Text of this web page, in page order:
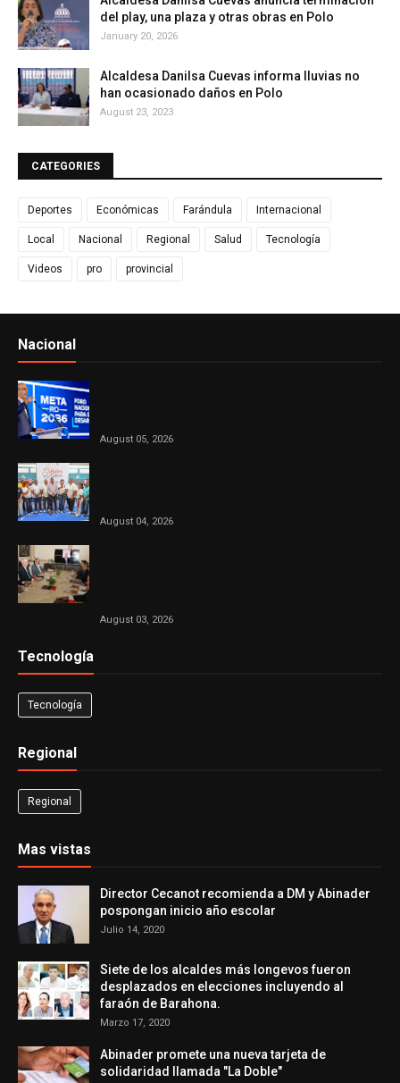
del play, una plaza y otras obras en Polo
January 20, 2026
Alcaldesa Danilsa Cuevas informa lluvias no
han ocasionado daños en Polo
August 23, 2023
CATEGORIES
Deportes Económicas Farándula Internacional
Local Nacional Regional Salud Tecnología
Videos pro provincial
Nacional
August 05, 2026
August 04, 2026
August 03, 2026
Tecnología
Tecnología
Regional
Regional
Mas vistas
Director Cecanot recomienda a DM y Abinader
pospongan inicio año escolar
Julio 14, 2020
Siete de los alcaldes más longevos fueron
desplazados en elecciones incluyendo al
faraón de Barahona.
Marzo 17, 2020
Abinader promete una nueva tarjeta de
solidaridad llamada "La Doble"